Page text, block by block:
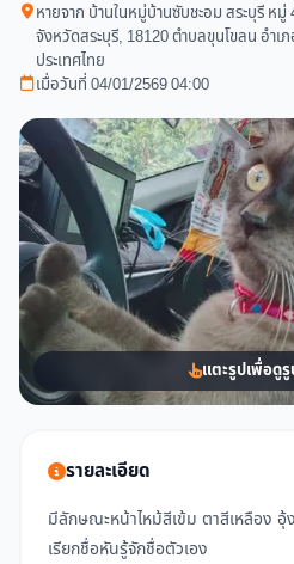
หายจาก บ้านในหมู่บ้านซับชะอม สระบุรี ห
จังหวัดสระบุรี, 18120 ตำบลขุนโขลน อำเ
ประเทศไทย
เมื่อวันที่ 04/01/2569 04:00
แตะรูปเพื่อดู
รายละเอียด
มีลักษณะหน้าไหม้สีเข้ม ตาสีเหลือง อุ้
เรียกชื่อหันรู้จักชื่อตัวเอง